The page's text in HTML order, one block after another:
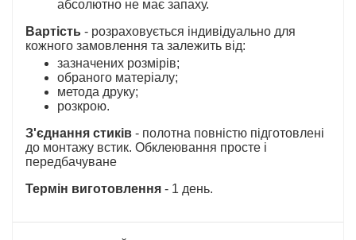
абсолютно не має запаху.
Вартість - розраховується індивідуально для
кожного замовлення та залежить від:
зазначених розмірів;
обраного матеріалу;
метода друку;
розкрою.
З'єднання стиків - полотна повністю підготовлені
до монтажу встик. Обклеювання просте і
передбачуване
Термін виготовлення - 1 день.